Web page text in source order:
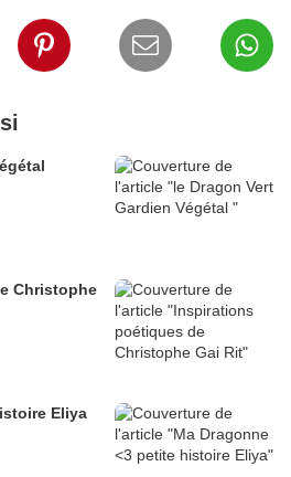
Christophe
Eliya